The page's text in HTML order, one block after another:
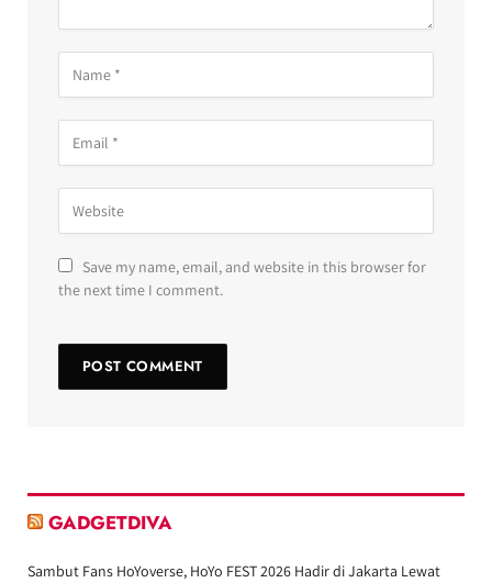
Save my name, email, and website in this browser for
the next time I comment.
GADGETDIVA
Sambut Fans HoYoverse, HoYo FEST 2026 Hadir di Jakarta Lewat